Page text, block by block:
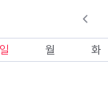
일 월 화